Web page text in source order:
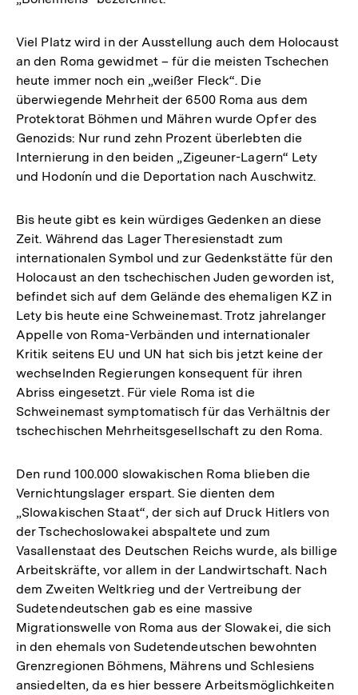
Viel Platz wird in der Ausstellung auch dem Holocaust
an den Roma gewidmet – für die meisten Tschechen
heute immer noch ein „weißer Fleck“. Die
überwiegende Mehrheit der 6500 Roma aus dem
Protektorat Böhmen und Mähren wurde Opfer des
Genozids: Nur rund zehn Prozent überlebten die
Internierung in den beiden „Zigeuner-Lagern“ Lety
und Hodonín und die Deportation nach Auschwitz.
Bis heute gibt es kein würdiges Gedenken an diese
Zeit. Während das Lager Theresienstadt zum
internationalen Symbol und zur Gedenkstätte für den
Holocaust an den tschechischen Juden geworden ist,
befindet sich auf dem Gelände des ehemaligen KZ in
Lety bis heute eine Schweinemast. Trotz jahrelanger
Appelle von Roma-Verbänden und internationaler
Kritik seitens EU und UN hat sich bis jetzt keine der
wechselnden Regierungen konsequent für ihren
Abriss eingesetzt. Für viele Roma ist die
Schweinemast symptomatisch für das Verhältnis der
tschechischen Mehrheitsgesellschaft zu den Roma.
Den rund 100.000 slowakischen Roma blieben die
Vernichtungslager erspart. Sie dienten dem
„Slowakischen Staat“, der sich auf Druck Hitlers von
der Tschechoslowakei abspaltete und zum
Vasallenstaat des Deutschen Reichs wurde, als billige
Arbeitskräfte, vor allem in der Landwirtschaft. Nach
dem Zweiten Weltkrieg und der Vertreibung der
Sudetendeutschen gab es eine massive
Migrationswelle von Roma aus der Slowakei, die sich
in den ehemals von Sudetendeutschen bewohnten
Grenzregionen Böhmens, Mährens und Schlesiens
ansiedelten, da es hier bessere Arbeitsmöglichkeiten